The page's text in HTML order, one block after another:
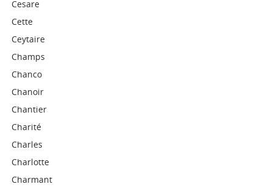
Cesare
Cette
Ceytaire
Champs
Chanco
Chanoir
Chantier
Charité
Charles
Charlotte
Charmant